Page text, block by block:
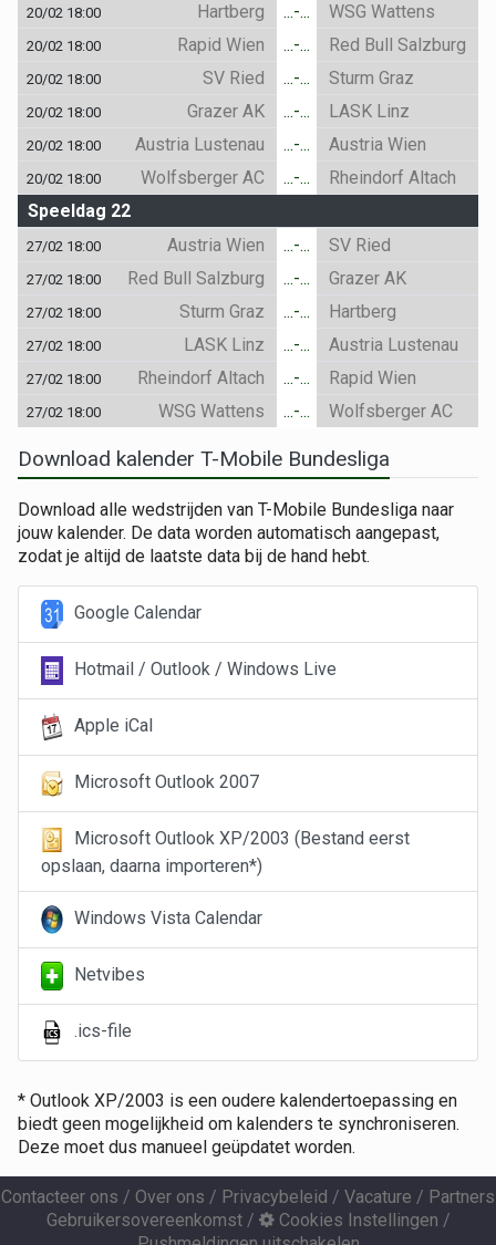
20/02 18:00 Hartberg ...-... WSG Wattens
20/02 18:00 Rapid Wien ...-... Red Bull Salzburg
20/02 18:00 SV Ried ...-... Sturm Graz
20/02 18:00 Grazer AK ...-... LASK Linz
20/02 18:00 Austria Lustenau ...-... Austria Wien
20/02 18:00 Wolfsberger AC ...-...
Rheindorf Altach
Speeldag 22
27/02 18:00 Austria Wien ...-... SV Ried
27/02 18:00 Red Bull Salzburg ...-... Grazer AK
27/02 18:00 Sturm Graz ...-... Hartberg
27/02 18:00 LASK Linz ...-... Austria Lustenau
27/02 18:00 Rheindorf Altach ...-... Rapid Wien
27/02 18:00 WSG Wattens ...-... Wolfsberger AC
Download kalender T-Mobile Bundesliga
Download alle wedstrijden van T-Mobile Bundesliga naar
jouw kalender. De data worden automatisch aangepast,
zodat je altijd de laatste data bij de hand hebt.
Google Calendar
Hotmail / Outlook / Windows Live
Apple iCal
Microsoft Outlook 2007
Microsoft Outlook XP/2003 (Bestand eerst
opslaan, daarna importeren*)
Windows Vista Calendar
Netvibes
.ics-file
* Outlook XP/2003 is een oudere kalendertoepassing en
biedt geen mogelijkheid om kalenders te synchroniseren.
Deze moet dus manueel geüpdatet worden.
Contacteer ons / Over ons / Privacybeleid / Vacature / Partners
Gebruikersovereenkomst/ Cookies Instellingen /